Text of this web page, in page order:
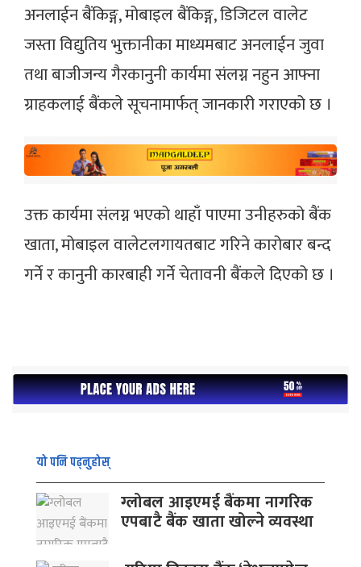
अनलाईन बैंकिङ्ग, मोबाइल बैंकिङ्ग, डिजिटल वालेट
जस्ता विद्युतिय भुक्तानीका माध्यमबाट अनलाईन जुवा
तथा बाजीजन्य गैरकानुनी कार्यमा संलग्न नहुन आफ्ना
ग्राहकलाई बैंकले सूचनामार्फत् जानकारी गराएको छ ।
उक्त कार्यमा संलग्न भएको थाहाँ पाएमा उनीहरुको बैंक
खाता, मोबाइल वालेटलगायतबाट गरिने कारोबार बन्द
गर्ने र कानुनी कारबाही गर्ने चेतावनी बैंकले दिएको छ ।
यो पनि पढ्नुहोस्
ग्लोबल आइएमई बैंकमा नागरिक
एपबाटै बैंक खाता खोल्ने व्यवस्था